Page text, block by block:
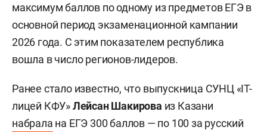
максимум баллов по одному из предметов ЕГЭ в
основной период экзаменационной кампании
2026 года. С этим показателем республика
вошла в число регионов-лидеров.
Ранее стало известно, что выпускница СУНЦ «IT-
лицей КФУ»Лейсан Шакирова из Казани
набрала на ЕГЭ 300 баллов — по 100 за русский